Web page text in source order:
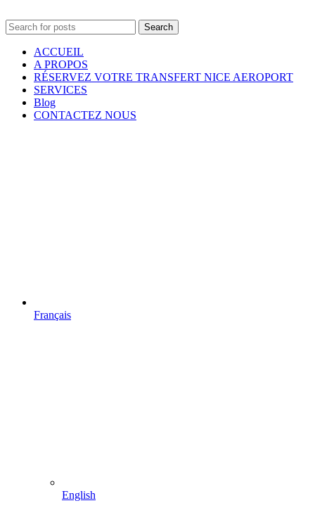
Search
ACCUEIL
A PROPOS
RÉSERVEZ VOTRE TRANSFERT NICE AEROPORT
SERVICES
Blog
CONTACTEZ NOUS
Français
English